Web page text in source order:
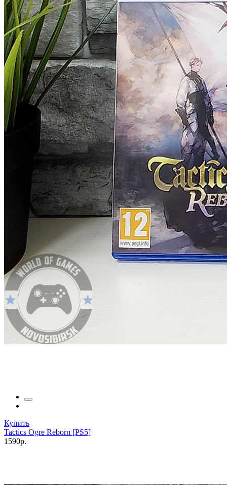
Купить
Tactics Ogre Reborn [PS5]
1590р.